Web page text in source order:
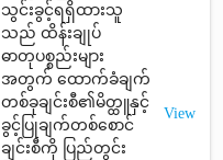
သွင်းခွင့်ရရှိထားသူ
သည် ထိန်းချုပ်
ဓာတုပစ္စည်းများ
အတွက် ထောက်ခံချက်
တစ်ခုချင်းစီ၏မိတ္ထူနှင့်
ခွင့်ပြုချက်တစ်စောင်
ချင်းစီကို ပြည်တွင်း
View